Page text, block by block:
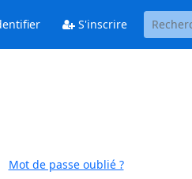
S'inscrire
Mot de passe oublié ?